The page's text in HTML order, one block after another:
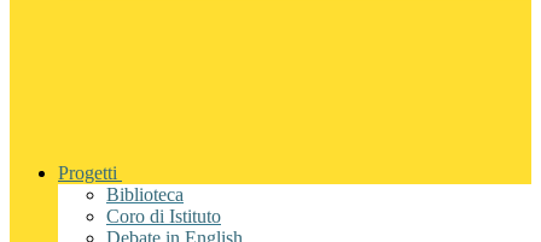
Progetti
Biblioteca
Coro di Istituto